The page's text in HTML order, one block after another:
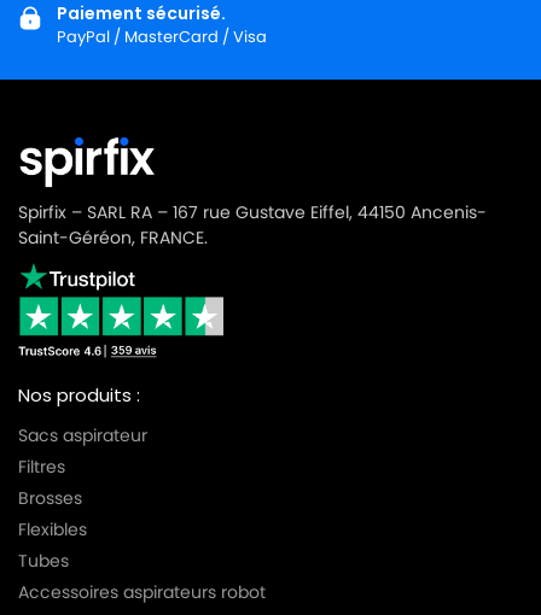
Paiement sécurisé.
PayPal / MasterCard / Visa
Spirfix – SARL RA – 167 rue Gustave Eiffel, 44150 Ancenis-
Saint-Géréon, FRANCE.
Nos produits :
Sacs aspirateur
Filtres
Brosses
Flexibles
Tubes
Accessoires aspirateurs robot